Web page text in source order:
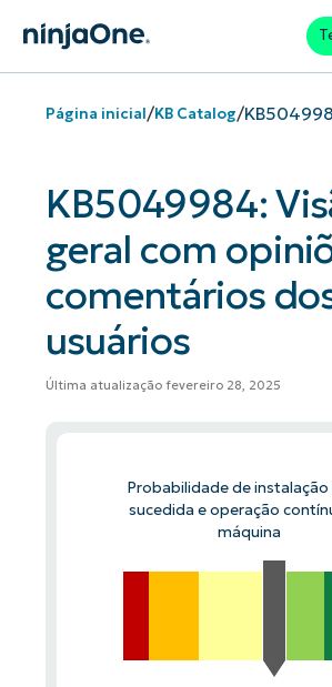
Página inicial/KB Catalog/
KB5049984:
geral com
comentários
usuários
Última atualização fevereiro 28, 2025
Probabilidade de
sucedida e operação
máquina